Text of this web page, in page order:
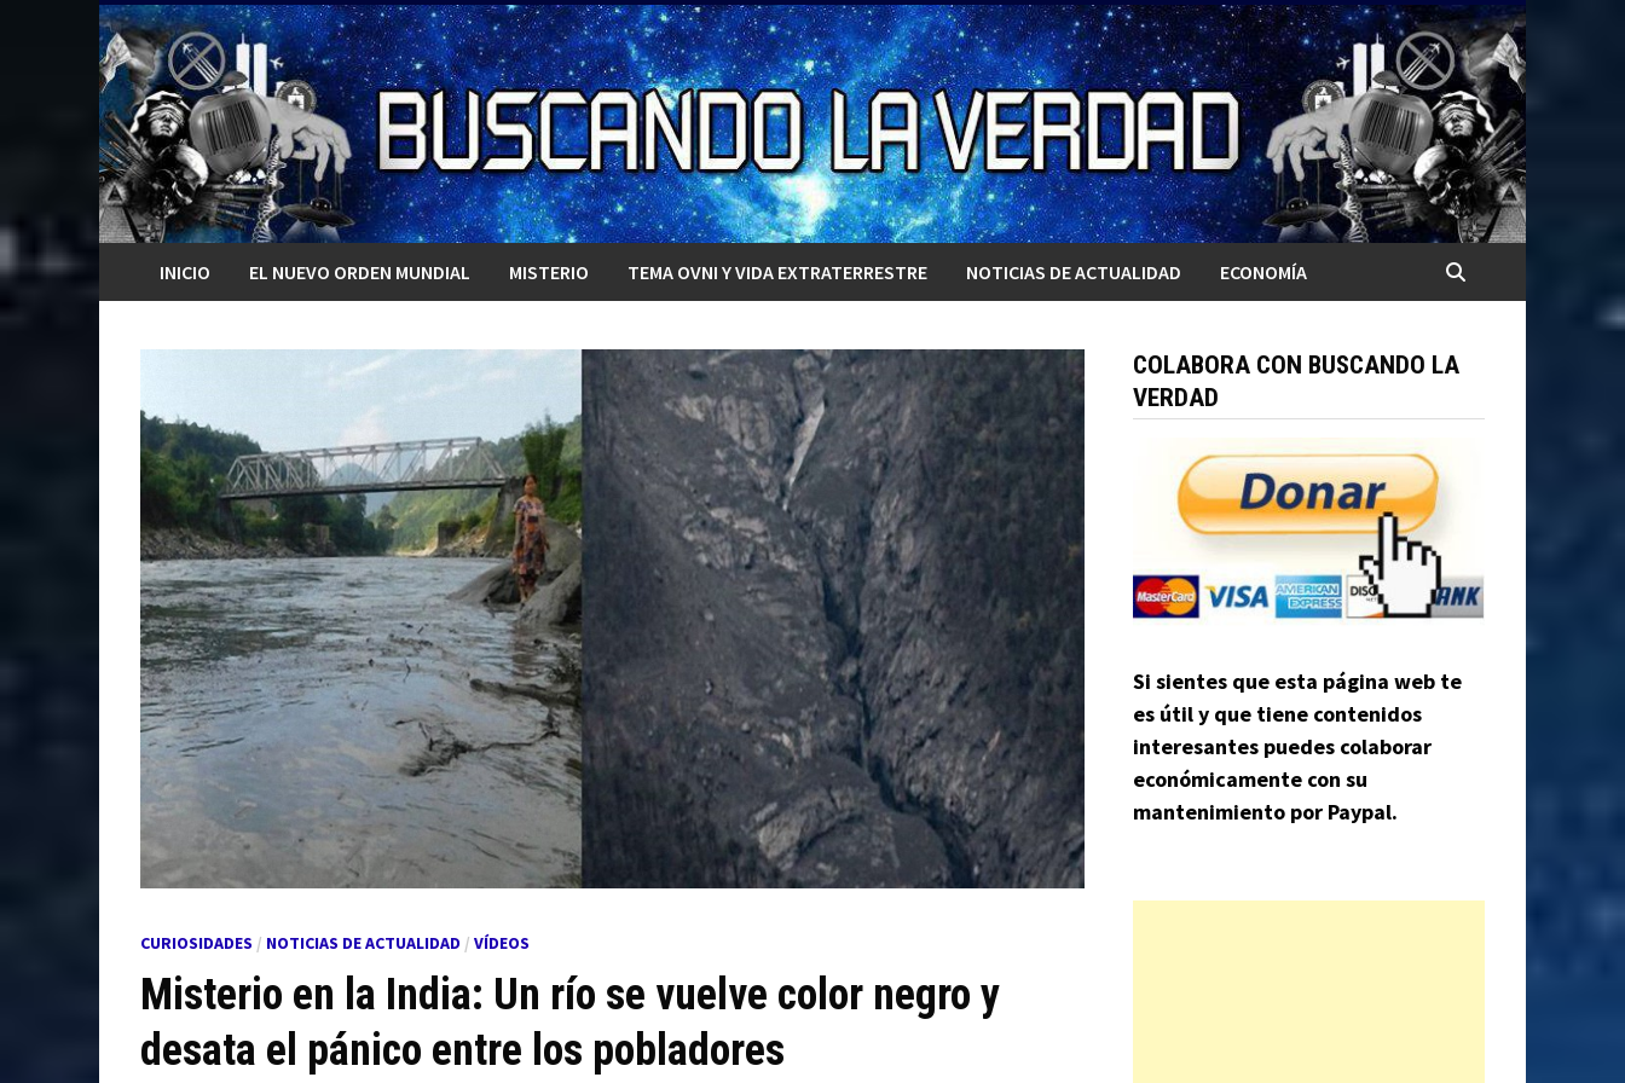
Saltar
al
contenido
INICIO EL NUEVO ORDEN MUNDIAL MISTERIO TEMA OVNI Y VIDA EXTRATERRESTRE NOTICIAS DE ACTUALIDAD ECONOMÍA
CURIOSIDADES / NOTICIAS DE ACTUALIDAD / VÍDEOS
Misterio en la India: Un río se vuelve color negro y
desata el pánico entre los pobladores
COLABORA CON BUSCANDO LA
VERDAD
Si sientes que esta página web te
es útil y que tiene contenidos
interesantes puedes colaborar
económicamente con su
mantenimiento por Paypal.